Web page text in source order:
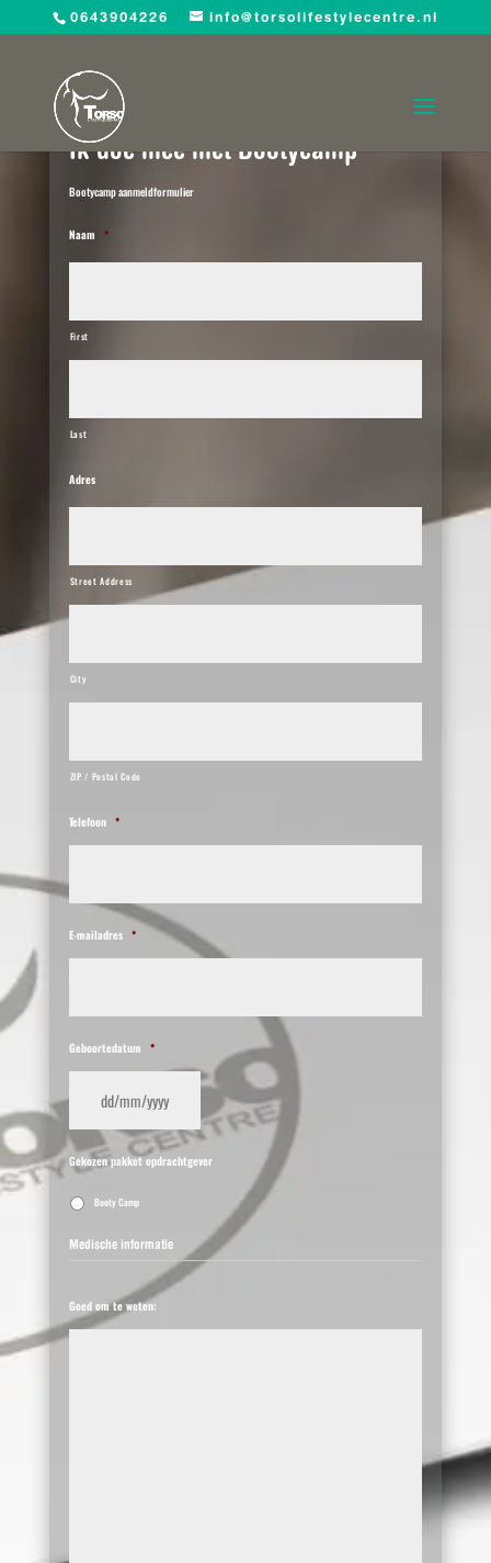
0643904226 info@torsolifestylecentre.nl
Ik doe mee met Bootycamp
Bootycamp aanmeldformulier
Naam *
First
Last
Adres
Street Address
City
ZIP / Postal Code
Telefoon *
E-mailadres *
Geboortedatum *
DD
slash
MM
Gekozen pakket opdrachtgever
Booty Camp
Medische informatie
Goed om te weten: